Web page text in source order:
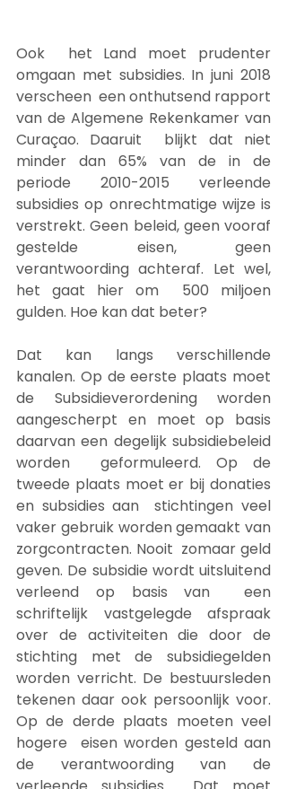
Ook  het Land moet prudenter
omgaan met subsidies. In juni 2018
verscheen  een onthutsend rapport
van de Algemene Rekenkamer van
Curaçao. Daaruit  blijkt dat niet
minder dan 65% van de in de
periode 2010-2015 verleende
subsidies op onrechtmatige wijze is
verstrekt. Geen beleid, geen vooraf
gestelde eisen, geen
verantwoording achteraf. Let wel,
het gaat hier om  500 miljoen
gulden. Hoe kan dat beter?
Dat kan langs verschillende
kanalen. Op de eerste plaats moet
de Subsidieverordening worden
aangescherpt en moet op basis
daarvan een degelijk subsidiebeleid
worden  geformuleerd. Op de
tweede plaats moet er bij donaties
en subsidies aan  stichtingen veel
vaker gebruik worden gemaakt van
zorgcontracten. Nooit  zomaar geld
geven. De subsidie wordt uitsluitend
verleend op basis van  een
schriftelijk vastgelegde afspraak
over de activiteiten die door de
stichting met de subsidiegelden
worden verricht. De bestuursleden
tekenen daar ook persoonlijk voor.
Op de derde plaats moeten veel
hogere  eisen worden gesteld aan
de verantwoording van de